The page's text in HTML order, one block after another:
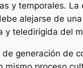
y temporales.
alejarse de
y teledirigida del
generación de